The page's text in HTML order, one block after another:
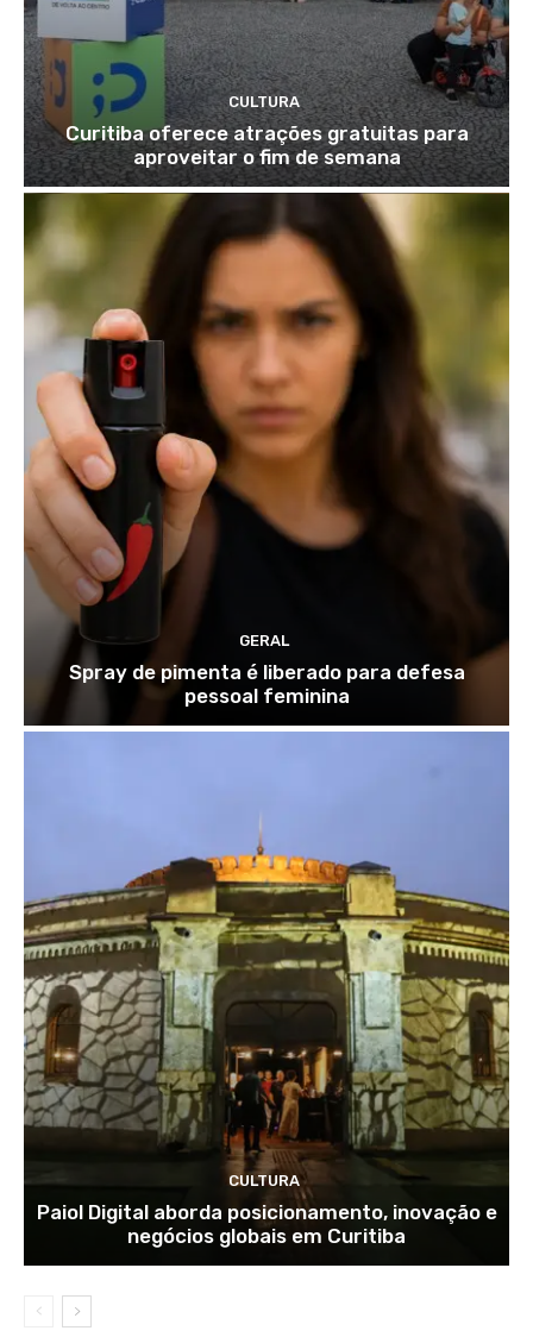
CULTURA
Curitiba oferece atrações gratuitas para
aproveitar o fim de semana
GERAL
Spray de pimenta é liberado para defesa
pessoal feminina
CULTURA
Paiol Digital aborda posicionamento, inovação e
negócios globais em Curitiba